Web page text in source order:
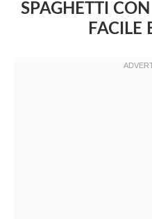
SPAGHETTI
FACILE